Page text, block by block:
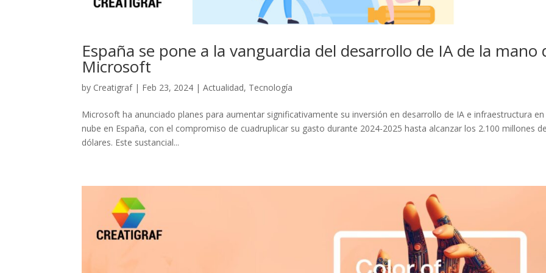
España se pone a la vanguardia del desarrollo de IA de la mano
Microsoft
by Creatigraf| Feb 23, 2024 |Actualidad, Tecnología
Microsoft ha anunciado planes para aumentar significativamente su inversión en desarrollo de IA e infraestructura en
nube en España, con el compromiso de cuadruplicar su gasto durante 2024-2025 hasta alcanzar los 2.100 millones de
dólares. Este sustancial...